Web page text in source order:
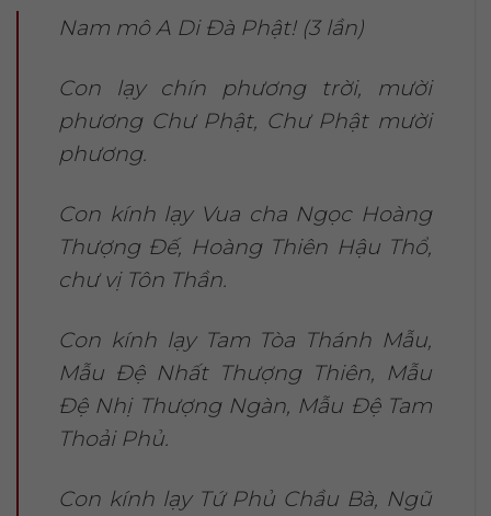
Nam mô A Di Đà Phật! (3 lần)
Con lạy chín phương trời, mười
phương Chư Phật, Chư Phật mười
phương.
Con kính lạy Vua cha Ngọc Hoàng
Thượng Đế, Hoàng Thiên Hậu Thổ,
chư vị Tôn Thần.
Con kính lạy Tam Tòa Thánh Mẫu,
Mẫu Đệ Nhất Thượng Thiên, Mẫu
Đệ Nhị Thượng Ngàn, Mẫu Đệ Tam
Thoải Phủ.
Con kính lạy Tứ Phủ Chầu Bà, Ngũ